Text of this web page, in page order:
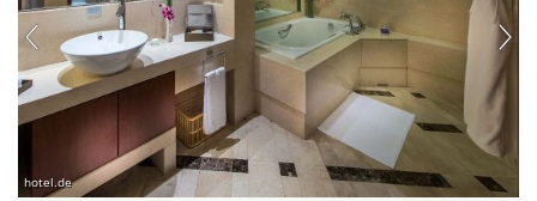
hotel.de